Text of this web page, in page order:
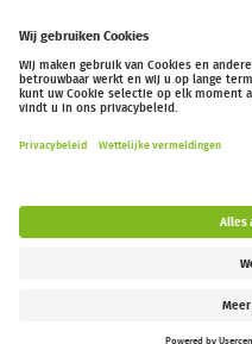
outdoor-ticket.net– Een
Follow us: